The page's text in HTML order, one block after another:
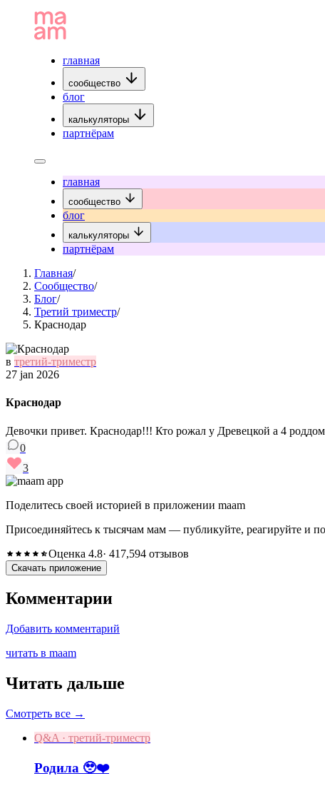
главная
сообщество
блог
калькуляторы
партнёрам
главная
сообщество
блог
калькуляторы
партнёрам
Главная/
Сообщество/
Блог/
Третий триместр/
Краснодар
в третий-триместр
27 jan 2026
Краснодар
Девочки привет. Краснодар!!! Кто рожал у Древецкой а 4
0
3
Поделитесь своей историей в приложении maam
Присоединяйтесь к тысячам мам — публикуйте, реагируйте и
Оценка 4.8· 417,594 отзывов
Скачать приложение
Комментарии
Добавить комментарий
читать в maam
Читать дальше
Смотреть все →
Q&A · третий-триместр
Родила 🥹❤️